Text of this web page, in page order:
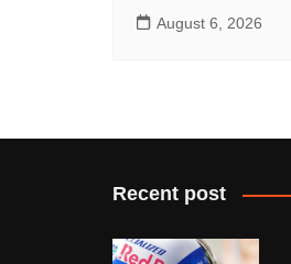
August 6, 2026
Recent post